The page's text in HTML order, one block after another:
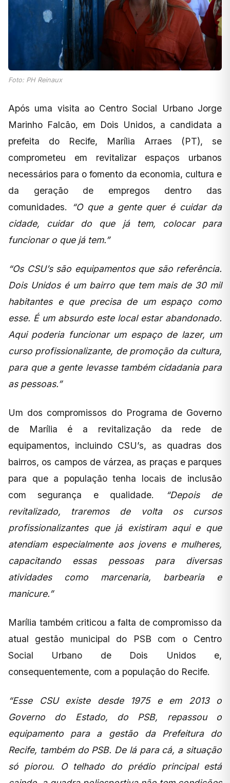
Foto: PH Reinaux
Após uma visita ao Centro Social Urbano Jorge
Marinho Falcão, em Dois Unidos, a candidata a
prefeita do Recife, Marília Arraes (PT), se
comprometeu em revitalizar espaços urbanos
necessários para o fomento da economia, cultura e
da geração de empregos dentro das
comunidades.
“O que a gente quer é cuidar da
cidade, cuidar do que já tem, colocar para
funcionar o que já tem.”
“Os CSU’s são equipamentos que são referência.
Dois Unidos é um bairro que tem mais de 30 mil
habitantes e que precisa de um espaço como
esse. É um absurdo este local estar abandonado.
Aqui poderia funcionar um espaço de lazer, um
curso profissionalizante, de promoção da cultura,
para que a gente levasse também cidadania para
as pessoas.”
Um dos compromissos do Programa de Governo
de Marília é a revitalização da rede de
equipamentos, incluindo CSU’s, as quadras dos
bairros, os campos de várzea, as praças e parques
para que a população tenha locais de inclusão
com segurança e qualidade.
“Depois de
revitalizado, traremos de volta os cursos
profissionalizantes que já existiram aqui e que
atendiam especialmente aos jovens e mulheres,
capacitando essas pessoas para diversas
atividades como marcenaria, barbearia e
manicure.”
Marília também criticou a falta de compromisso da
atual gestão municipal do PSB com o Centro
Social Urbano de Dois Unidos e,
consequentemente, com a população do Recife.
“Esse CSU existe desde 1975 e em 2013 o
Governo do Estado, do PSB, repassou o
equipamento para a gestão da Prefeitura do
Recife, também do PSB. De lá para cá, a situação
só piorou. O telhado do prédio principal está